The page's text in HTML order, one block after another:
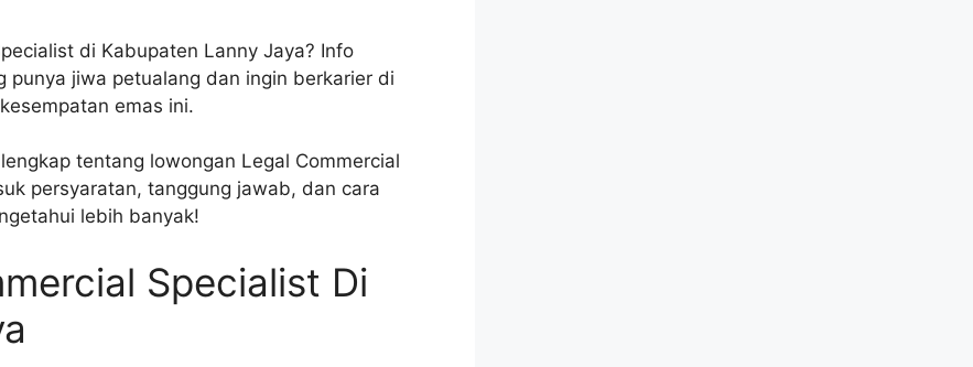
di Kabupaten Lanny Jaya? Info
jiwa petualang dan ingin berkarier di
emas ini.
tentang lowongan Legal Commercial
persyaratan, tanggung jawab, dan cara
lebih banyak!
Specialist Di